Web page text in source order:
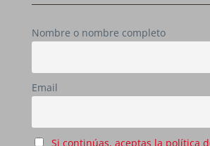
Nombre o nombre completo
Email
Si continúas, aceptas la política